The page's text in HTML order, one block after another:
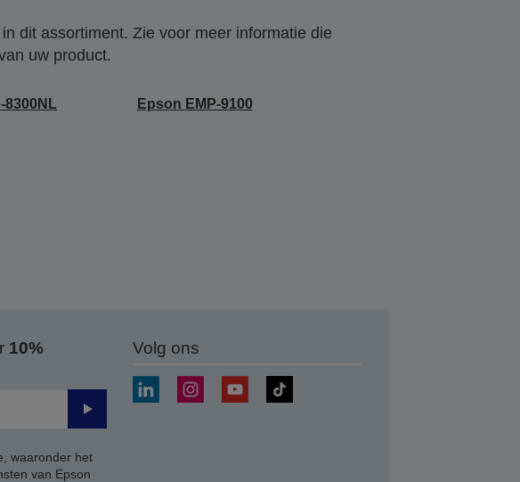
dit assortiment. Zie voor meer informatie die
uw product.
8300NL Epson EMP-9100
10%
Verzenden
waaronder het
van Epson
Volg ons